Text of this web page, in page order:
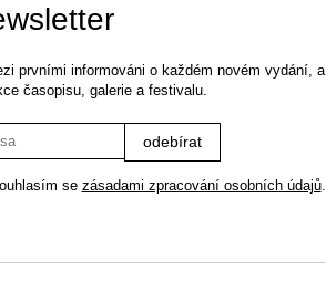
prvními informováni o každém novém vydání, a
časopisu, galerie a festivalu.
se zásadami zpracování osobních údajů.